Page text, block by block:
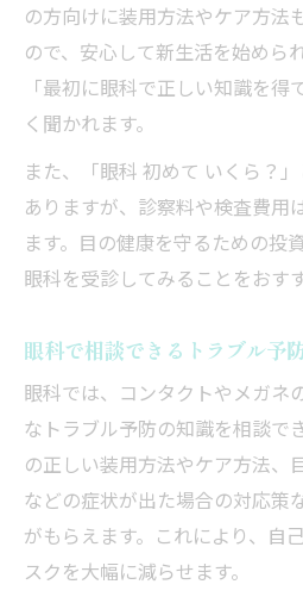
の方向けに装用方法やケア方法
ので、安心して新生活を始めら
「最初に眼科で正しい知識を
く聞かれます。
また、「眼科 初めて いくら？
ありますが、診察料や検査費用
ます。目の健康を守るための投
眼科を受診してみることをおす
眼科で相談できるトラブル予
眼科では、コンタクトやメガネ
なトラブル予防の知識を相談で
の正しい装用方法やケア方法、
などの症状が出た場合の対応策
がもらえます。これにより、自
スクを大幅に減らせます。